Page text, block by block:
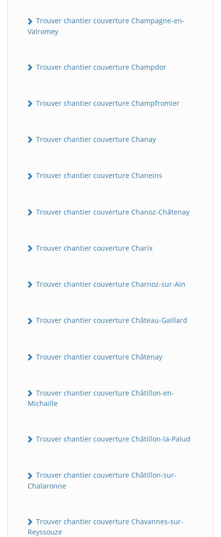
Trouver chantier couverture Champagne-en-
Valromey
Trouver chantier couverture Champdor
Trouver chantier couverture Champfromier
Trouver chantier couverture Chanay
Trouver chantier couverture Chaneins
Trouver chantier couverture Chanoz-Châtenay
Trouver chantier couverture Charix
Trouver chantier couverture Charnoz-sur-Ain
Trouver chantier couverture Château-Gaillard
Trouver chantier couverture Châtenay
Trouver chantier couverture Châtillon-en-
Michaille
Trouver chantier couverture Châtillon-la-Palud
Trouver chantier couverture Châtillon-sur-
Chalaronne
Trouver chantier couverture Chavannes-sur-
Reyssouze